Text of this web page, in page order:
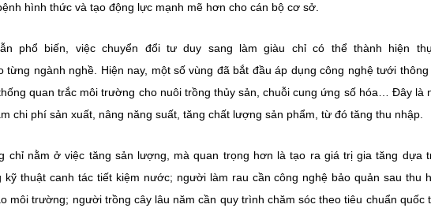
hình thức và tạo động lực mạnh mẽ hơn cho cán bộ cơ sở.
phổ biến, việc chuyển đổi tư duy sang làm giàu chỉ có thể thành hiện
ngành nghề. Hiện nay, một số vùng đã bắt đầu áp dụng công nghệ tưới thông
quan trắc môi trường cho nuôi trồng thủy sản, chuỗi cung ứng số hóa… Đây là
chi phí sản xuất, nâng năng suất, tăng chất lượng sản phẩm, từ đó tăng thu nhập.
chỉ nằm ở việc tăng sản lượng, mà quan trọng hơn là tạo ra giá trị gia tăng dựa
thuật canh tác tiết kiệm nước; người làm rau cần công nghệ bảo quản sau thu
môi trường; người trồng cây lâu năm cần quy trình chăm sóc theo tiêu chuẩn quốc